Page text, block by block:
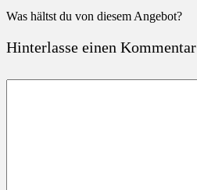
Was hältst du von diesem Angebot?
Hinterlasse einen Kommentar